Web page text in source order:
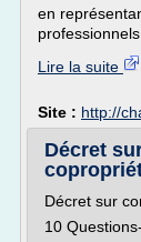
en
professionnels
Lire la suite
Site : http://
Décret
Décret sur
10